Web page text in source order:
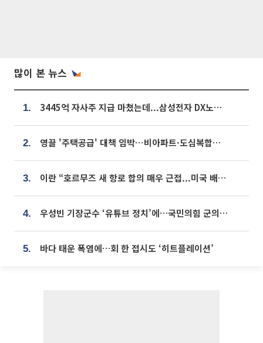
많이 본 뉴스
1. 3445억 자사주 지급 마쳤는데...삼성전자 DX노조, 뒤늦은 '떼쓰기 집회'
2. 영끌 '주택공급' 대책 임박⋯비아파트·도심복합까지 총동원
3. 이란 “호르무즈 새 항로 합의 매우 근접...미국 배상 먼저”
4. 우성빈 기장군수 ‘유튜브 정치’에…국민의힘 군의원들 집단 반발
5. 바다 태운 폭염에…회 한 접시도 ‘히트플레이션’